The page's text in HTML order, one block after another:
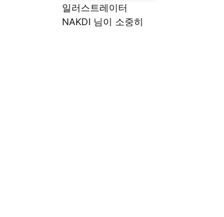
일러스트레이터
NAKDI 님이 소중히